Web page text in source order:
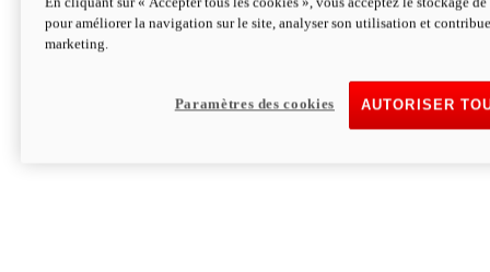
Hypermotard V2 SP 100
Découvrez-le
pour améliorer la navigation sur le site, analyser son utilisation et
marketing.
AUTORISER
Paramètres des cookies